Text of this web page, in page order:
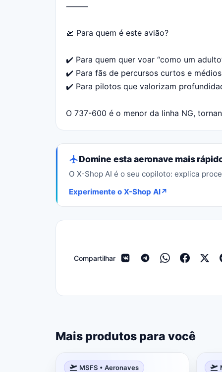
⸻
🛫 Para quem é este avião?
✔️ Para quem quer voar “como um
✔️ Para fãs de percursos curtos e médios
✔️ Para pilotos que valorizam
O 737-600 é o menor da linha NG,
Domine esta aeronave mais
O X-Shop AI é o seu copiloto: explica
Experimente o X-Shop AI↗
Compartilhar
Mais produtos para você
MSFS • Aeronaves